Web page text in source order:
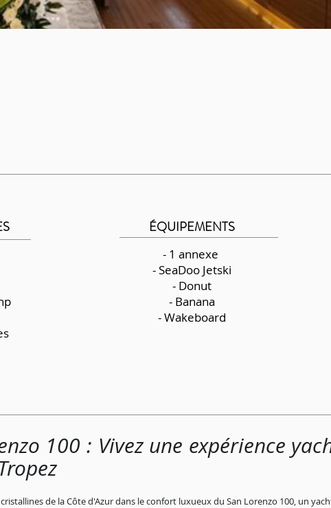
ÉQUIPEMENTS
- 1 annexe
- SeaDoo Jetski
- Donut
- Banana
- Wakeboard
100 : Vivez une expérience
de la Côte d'Azur dans le confort luxueux du San Lorenzo 100, un